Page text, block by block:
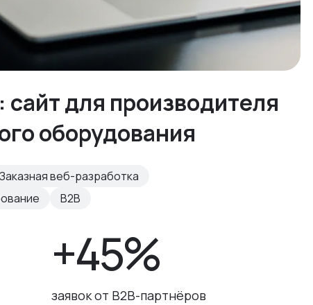
сайт для производителя
оборудования
Заказная веб-разработка
B2B
+45%
заявок от B2B-партнёров